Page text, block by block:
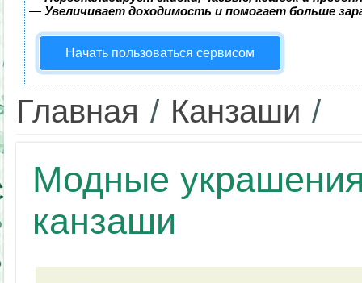
— Увеличивает доходимость и помогает больше
Начать пользоваться сервисом
Главная / Канзаши /
Модные
канзаши